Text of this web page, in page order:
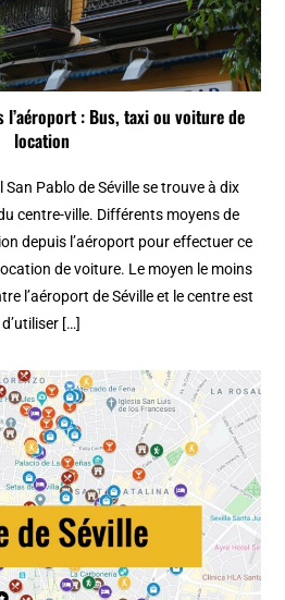
l’aéroport : Bus, taxi ou voiture de
location
Pablo de Séville se trouve à dix
centre-ville. Différents moyens de
depuis l’aéroport pour effectuer ce
de voiture. Le moyen le moins
l’aéroport de Séville et le centre est
d’utiliser […]